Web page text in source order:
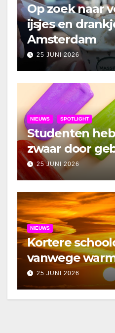
Op zoek naar
ijsjes en
Amsterdam
25 JUNI 2026
NIEUWS SPOTLIGHT
Studenten
zwaar door
25 JUNI 2026
NIEUWS
Kortere
vanwege
25 JUNI 2026